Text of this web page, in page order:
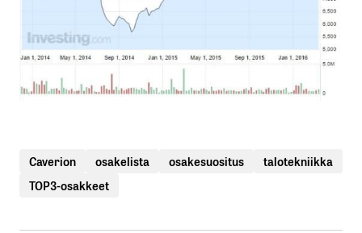
Caverion osakelista osakesuositus
talotekniikka
TOP3-osakkeet